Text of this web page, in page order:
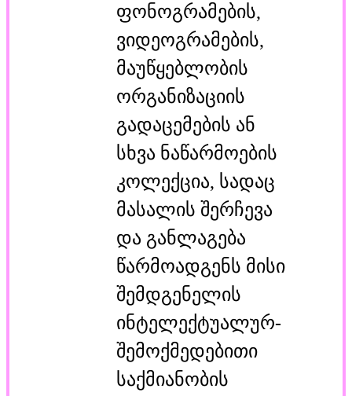
ფონოგრამების,
ვიდეოგრამების,
მაუწყებლობის
ორგანიზაციის
გადაცემების ან
სხვა ნაწარმოების
კოლექცია, სადაც
მასალის შერჩევა
და განლაგება
წარმოადგენს მისი
შემდგენელის
ინტელექტუალურ-
შემოქმედებითი
საქმიანობის